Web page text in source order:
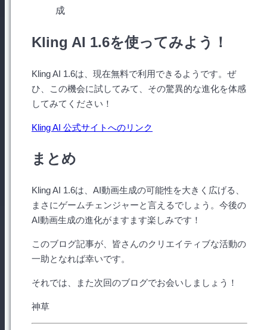
成
Kling AI 1.6を使ってみよう！
Kling AI 1.6は、現在無料で利用できるようです。ぜ
ひ、この機会に試してみて、その驚異的な進化を体感
してみてください！
Kling AI 公式サイトへのリンク
まとめ
Kling AI 1.6は、AI動画生成の可能性を大きく広げる、
まさにゲームチェンジャーと言えるでしょう。今後の
AI動画生成の進化がますます楽しみです！
このブログ記事が、皆さんのクリエイティブな活動の
一助となれば幸いです。
それでは、また次回のブログでお会いしましょう！
神草